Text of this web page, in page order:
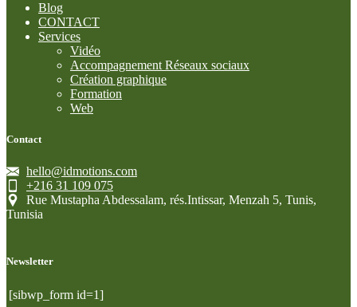
Blog
CONTACT
Services
Vidéo
Accompagnement Réseaux sociaux
Création graphique
Formation
Web
Contact
hello@idmotions.com
+216 31 109 075
Rue Mustapha Abdessalam, rés.Intissar, Menzah 5, Tunis,
Tunisia
Newsletter
[sibwp_form id=1]